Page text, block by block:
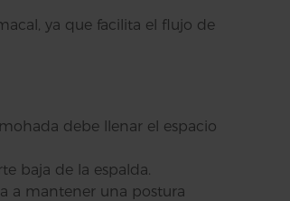
ya que facilita el flujo de
debe llenar el espacio
baja de la espalda.
a mantener una postura